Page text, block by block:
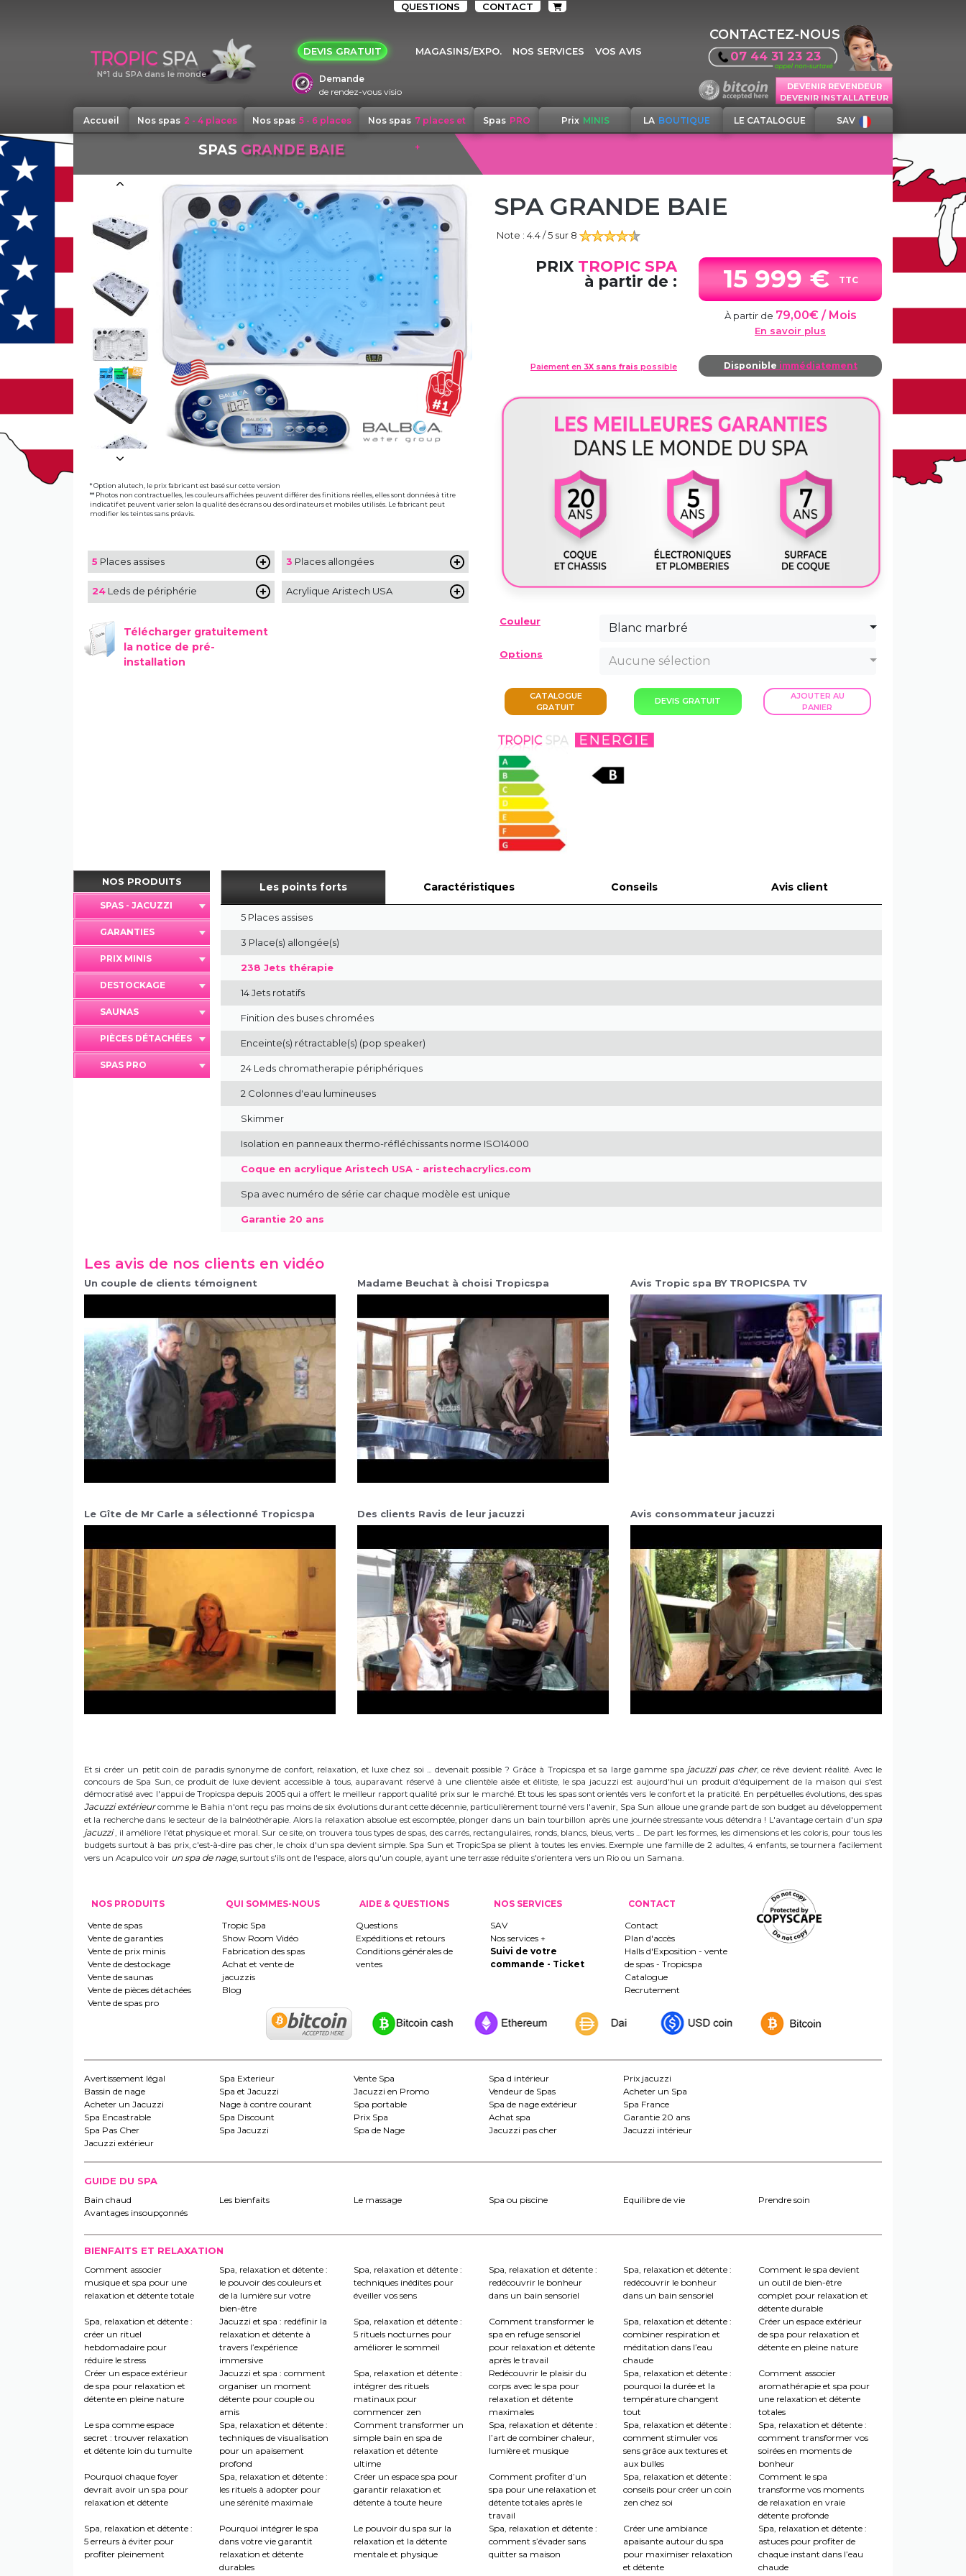
QUESTIONS CONTACT
N°1 du SPA dans le monde
DEVIS GRATUIT MAGASINS/EXPO. NOS SERVICES VOS AVIS
Demande
de rendez-vous visio
CONTACTEZ-NOUS
07 44 31 23 23
DEVENIR REVENDEUR
DEVENIR INSTALLATEUR
Accueil Nos spas 2 - 4 places Nos spas 5 - 6 places Nos spas 7 places et
+
Spas PRO Prix MINIS LA BOUTIQUE LE CATALOGUE SAV
SPAS GRANDE BAIE
* Option alutech, le prix fabricant est basé sur cette version
** Photos non contractuelles, les couleurs affichées peuvent différer des finitions réelles, elles sont données à titre
indicatif et peuvent varier selon la qualité des écrans ou des ordinateurs et mobiles utilisés. Le fabricant peut
modifier les teintes sans préavis.
5 Places assises 3 Places allongées
24Leds de périphérie Acrylique Aristech USA
Télécharger gratuitement
la notice de pré-
installation
SPA GRANDE BAIE
Note : 4.4/ 5 sur 8
PRIX TROPIC SPA
à partir de :
15 999 € TTC
À partir de 79,00€ / Mois
En savoir plus
Paiement en 3X sans frais possible Disponible immédiatement
Couleur Blanc marbré
Options Aucune sélection
CATALOGUE
GRATUIT
DEVIS GRATUIT
AJOUTER AU
PANIER
NOS PRODUITS
SPAS - JACUZZI
GARANTIES
PRIX MINIS
DESTOCKAGE
SAUNAS
PIÈCES DÉTACHÉES
SPAS PRO
Les points forts Caractéristiques Conseils Avis client
5 Places assises
3 Place(s) allongée(s)
238 Jets thérapie
14 Jets rotatifs
Finition des buses chromées
Enceinte(s) rétractable(s) (pop speaker)
24 Leds chromatherapie périphériques
2 Colonnes d'eau lumineuses
Skimmer
Isolation en panneaux thermo-réfléchissants norme ISO14000
Coque en acrylique Aristech USA - aristechacrylics.com
Spa avec numéro de série car chaque modèle est unique
Garantie 20 ans
Les avis de nos clients en vidéo
Un couple de clients témoignent Madame Beuchat à choisi Tropicspa Avis Tropic spa BY TROPICSPA TV
Le Gîte de Mr Carle a sélectionné Tropicspa Des clients Ravis de leur jacuzzi Avis consommateur jacuzzi
Et si créer un petit coin de paradis synonyme de confort, relaxation, et luxe chez soi ... devenait possible ? Grâce à Tropicspa et sa large gamme spa jacuzzi pas cher, ce rêve devient réalité. Avec le
concours de Spa Sun, ce produit de luxe devient accessible à tous, auparavant réservé à une clientèle aisée et élitiste, le spa jacuzzi est aujourd'hui un produit d'équipement de la maison qui s'est
démocratisé avec l'appui de Tropicspa depuis 2005 qui a offert le meilleur rapport qualité prix sur le marché. Et tous les spas sont orientés vers le confort et la praticité. En perpétuelles évolutions, des spas
Jacuzzi extérieurcomme le Bahia n'ont reçu pas moins de six évolutions durant cette décennie, particulièrement tourné vers l'avenir, Spa Sun alloue une grande part de son budget au développement
et la recherche dans le secteur de la balnéothérapie. Alors la relaxation absolue est escomptée, plonger dans un bain tourbillon après une journée stressante vous détendra ! L'avantage certain d'un spa
jacuzzi, il améliore l'état physique et moral. Sur ce site, on trouvera tous types de spas, des carrés, rectangulaires, ronds, blancs, bleus, verts ... De part les formes, les dimensions et les coloris, pour tous les
budgets surtout à bas prix, c'est-à-dire pas cher, le choix d'un spa devient simple. Spa Sun et TropicSpa se plient à toutes les envies. Exemple une famille de 2 adultes, 4 enfants, se tournera facilement
vers un Acapulco voir un spa de nage, surtout s'ils ont de l'espace, alors qu'un couple, ayant une terrasse réduite s'orientera vers un Rio ou un Samana.
NOS PRODUITS
Vente de spas
Vente de garanties
Vente de prix minis
Vente de destockage
Vente de saunas
Vente de pièces détachées
Vente de spas pro
QUI SOMMES-NOUS
Tropic Spa
Show Room Vidéo
Fabrication des spas
Achat et vente de
jacuzzis
Blog
AIDE & QUESTIONS
Questions
Expéditions et retours
Conditions générales de
ventes
NOS SERVICES
SAV
Nos services +
Suivi de votre
commande - Ticket
CONTACT
Contact
Plan d'accès
Halls d'Exposition - vente
de spas - Tropicspa
Catalogue
Recrutement
Avertissement légal Spa Exterieur Vente Spa Spa d intérieur
Prix jacuzzi
Bassin de nage
Spa et Jacuzzi Jacuzzi en Promo Vendeur de Spas
Acheter un Spa
Acheter un Jacuzzi
Nage à contre courant Spa portable Spa de nage extérieur
Spa France
Spa Encastrable
Spa Discount Prix Spa Achat spa
Garantie 20 ans
Spa Pas Cher
Spa Jacuzzi Spa de Nage Jacuzzi pas cher
Jacuzzi intérieur
Jacuzzi extérieur
GUIDE DU SPA
Bain chaud Les bienfaits Le massage Spa ou piscine Equilibre de vie
Prendre soin
Avantages insoupçonnés
BIENFAITS ET RELAXATION
Comment associer
musique et spa pour une
relaxation et détente totale
Spa, relaxation et détente :
le pouvoir des couleurs et
de la lumière sur votre
bien-être
Spa, relaxation et détente :
techniques inédites pour
éveiller vos sens
Spa, relaxation et détente :
redécouvrir le bonheur
dans un bain sensoriel
Spa, relaxation et détente :
redécouvrir le bonheur
dans un bain sensoriel
Comment le spa devient
un outil de bien-être
complet pour relaxation et
détente durable
Spa, relaxation et détente :
créer un rituel
hebdomadaire pour
réduire le stress
Jacuzzi et spa : redéfinir la
relaxation et détente à
travers l’expérience
immersive
Spa, relaxation et détente :
5 rituels nocturnes pour
améliorer le sommeil
Comment transformer le
spa en refuge sensoriel
pour relaxation et détente
après le travail
Spa, relaxation et détente :
combiner respiration et
méditation dans l’eau
chaude
Créer un espace extérieur
de spa pour relaxation et
détente en pleine nature
Créer un espace extérieur
de spa pour relaxation et
détente en pleine nature
Jacuzzi et spa : comment
organiser un moment
détente pour couple ou
amis
Spa, relaxation et détente :
intégrer des rituels
matinaux pour
commencer zen
Redécouvrir le plaisir du
corps avec le spa pour
relaxation et détente
maximales
Spa, relaxation et détente :
pourquoi la durée et la
température changent
tout
Comment associer
aromathérapie et spa pour
une relaxation et détente
totales
Le spa comme espace
secret : trouver relaxation
et détente loin du tumulte
Spa, relaxation et détente :
techniques de visualisation
pour un apaisement
profond
Comment transformer un
simple bain en spa de
relaxation et détente
ultime
Spa, relaxation et détente :
l’art de combiner chaleur,
lumière et musique
Spa, relaxation et détente :
comment stimuler vos
sens grâce aux textures et
aux bulles
Spa, relaxation et détente :
comment transformer vos
soirées en moments de
bonheur
Pourquoi chaque foyer
devrait avoir un spa pour
relaxation et détente
Spa, relaxation et détente :
les rituels à adopter pour
une sérénité maximale
Créer un espace spa pour
garantir relaxation et
détente à toute heure
Comment profiter d’un
spa pour une relaxation et
détente totales après le
travail
Spa, relaxation et détente :
conseils pour créer un coin
zen chez soi
Comment le spa
transforme vos moments
de relaxation en vraie
détente profonde
Spa, relaxation et détente :
5 erreurs à éviter pour
profiter pleinement
Pourquoi intégrer le spa
dans votre vie garantit
relaxation et détente
durables
Le pouvoir du spa sur la
relaxation et la détente
mentale et physique
Spa, relaxation et détente :
comment s’évader sans
quitter sa maison
Créer une ambiance
apaisante autour du spa
pour maximiser relaxation
et détente
Spa, relaxation et détente :
astuces pour profiter de
chaque instant dans l’eau
chaude